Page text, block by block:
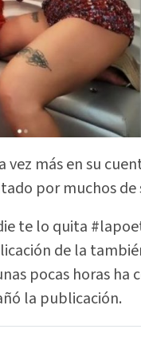
vez más en su
por muchos de
te lo quita
de la
pocas horas ha
la publicación.